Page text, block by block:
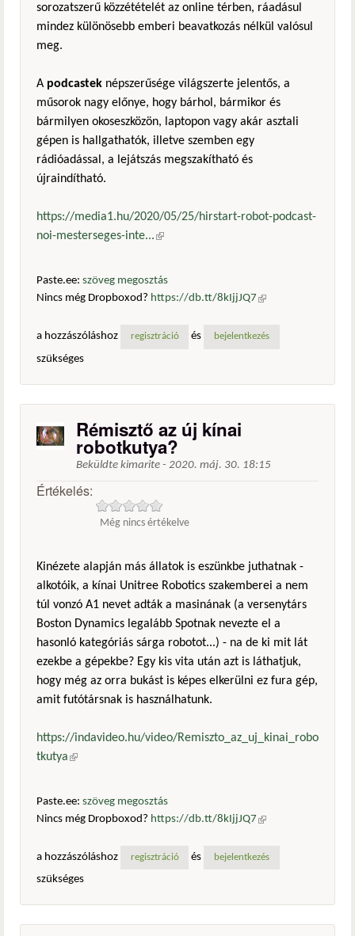
sorozatszerű közzétételét az online térben, ráadásul
mindez különösebb emberi beavatkozás nélkül valósul
meg.
A podcastek népszerűsége világszerte jelentős, a
műsorok nagy előnye, hogy bárhol, bármikor és
bármilyen okoseszközön, laptopon vagy akár asztali
gépen is hallgathatók, illetve szemben egy
rádióadással, a lejátszás megszakítható és
újraindítható.
https://media1.hu/2020/05/25/hirstart-robot-podcast-
noi-mesterseges-inte...(külső hivatkozás)
Paste.ee: szöveg megosztás
Nincs még Dropboxod? https://db.tt/8kIjjJQ7 (külső
a hozzászóláshoz
regisztráció és bejelentkezés
szükséges
Rémisztő az új kínai
robotkutya?
Beküldte kimarite - 2020. máj. 30. 18:15
Értékelés:
Még nincs értékelve
Kinézete alapján más állatok is eszünkbe juthatnak -
alkotóik, a kínai Unitree Robotics szakemberei a nem
túl vonzó A1 nevet adták a masinának (a versenytárs
Boston Dynamics legalább Spotnak nevezte el a
hasonló kategóriás sárga robotot...) - na de ki mit lát
ezekbe a gépekbe? Egy kis vita után azt is láthatjuk,
hogy még az orra bukást is képes elkerülni ez fura gép,
amit futótársnak is használhatunk.
https://indavideo.hu/video/Remiszto_az_uj_kinai_robo
tkutya(külső hivatkozás)
Paste.ee: szöveg megosztás
Nincs még Dropboxod? https://db.tt/8kIjjJQ7 (külső
a hozzászóláshoz
regisztráció és bejelentkezés
szükséges